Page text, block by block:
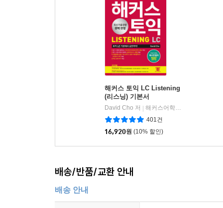
해커스 토익 LC Listening
(리스닝) 기본서
David Cho 저
해커스어학연구소
401건
16,920원 (10% 할인)
배송/반품/교환 안내
배송 안내